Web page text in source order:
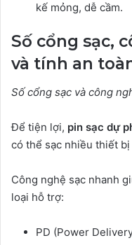
kế mỏng, dễ cầm.
Số cổng sạc,
và tính an
Số cổng sạc và công
Để tiện lợi, pin sạc dự
có thể sạc nhiều thiết
Công nghệ sạc nhanh
loại hỗ trợ:
PD (Power